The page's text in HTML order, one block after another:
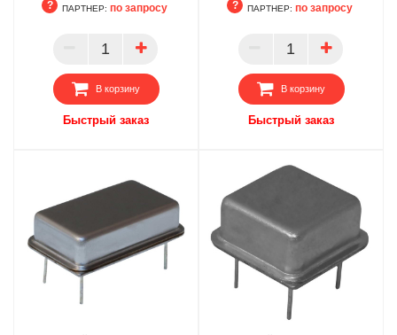
ПАРТНЕР
ПАРТНЕР: по запросу
В корзину
Быстрый заказ
ПАРТНЕР
ПАРТНЕР: по запросу
В корзину
Быстрый заказ